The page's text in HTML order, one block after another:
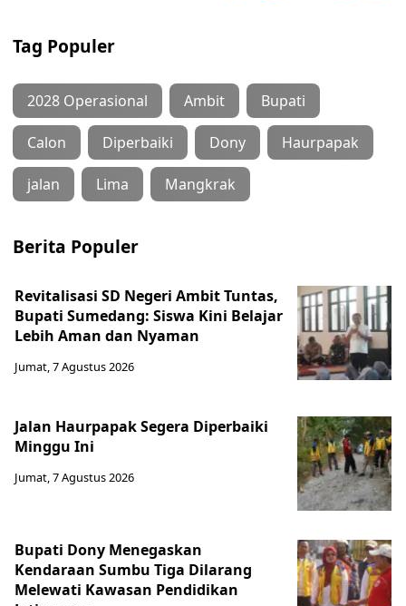
Tag Populer
2028 Operasional Ambit Bupati
Calon Diperbaiki Dony Haurpapak
jalan Lima Mangkrak
Berita Populer
Revitalisasi SD Negeri Ambit Tuntas,
Bupati Sumedang: Siswa Kini Belajar
Lebih Aman dan Nyaman
Jumat, 7 Agustus 2026
Jalan Haurpapak Segera Diperbaiki
Minggu Ini
Jumat, 7 Agustus 2026
Bupati Dony Menegaskan
Kendaraan Sumbu Tiga Dilarang
Melewati Kawasan Pendidikan